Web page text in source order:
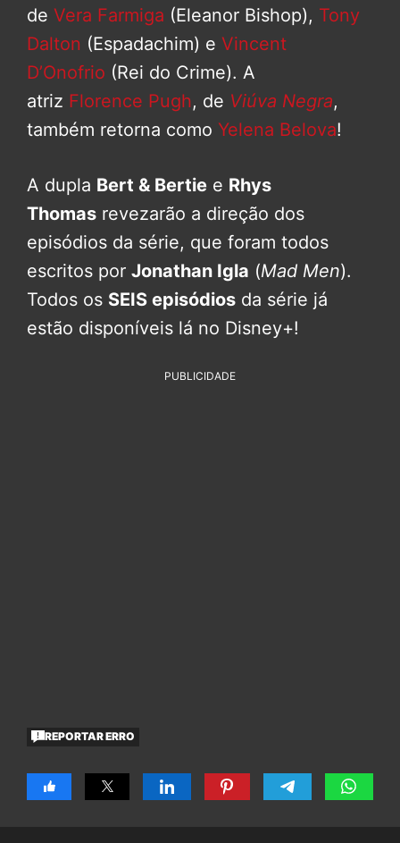
de Vera Farmiga (Eleanor Bishop), Tony
Dalton (Espadachim) e Vincent
D’Onofrio (Rei do Crime). A
atriz Florence Pugh, de Viúva Negra,
também retorna como Yelena Belova!
A dupla Bert & Bertie e Rhys
Thomas revezarão a direção dos
episódios da série, que foram todos
escritos por Jonathan Igla (Mad Men).
Todos os SEIS episódios da série já
estão disponíveis lá no Disney+!
PUBLICIDADE
REPORTAR ERRO